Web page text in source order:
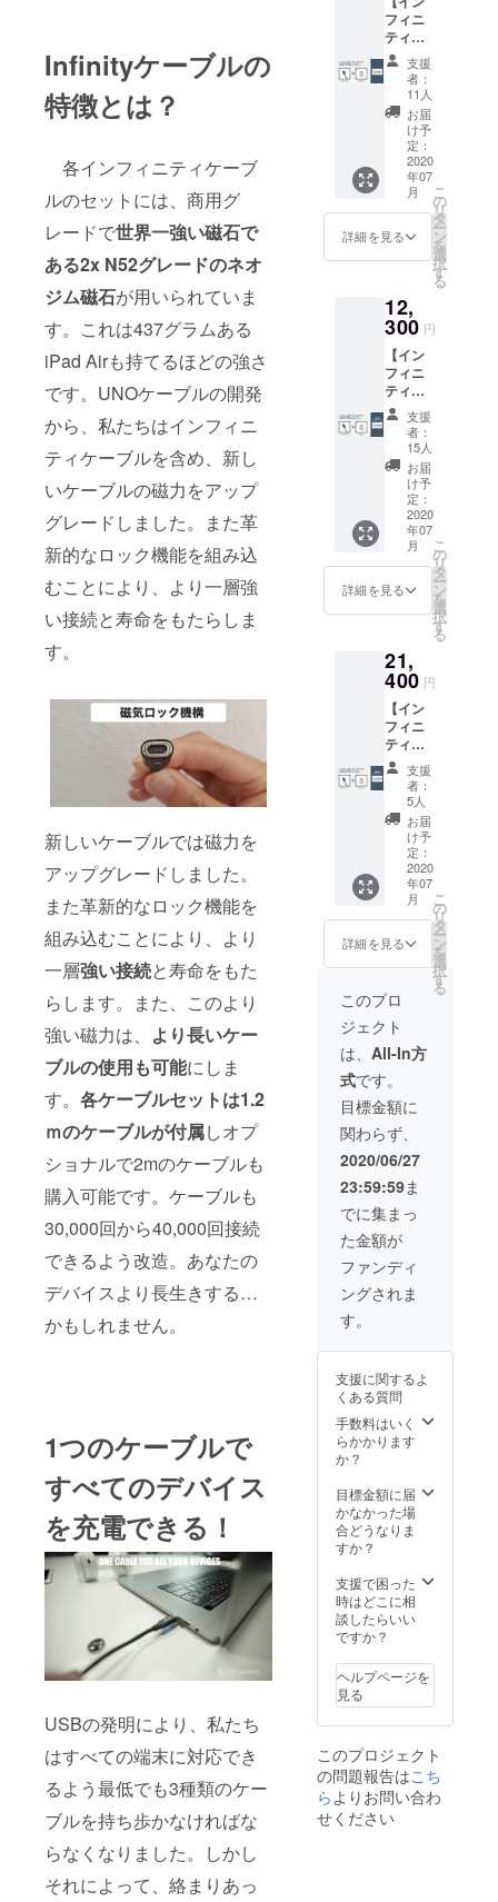
Infinityケーブルの
特徴とは？
各インフィニティケーブ
ルのセットには、商用グ
レードで世界一強い磁石で
ある2x N52グレードのネオ
ジム磁石が用いられていま
す。これは437グラムある
iPad Airも持てるほどの強さ
です。UNOケーブルの開発
から、私たちはインフィニ
ティケーブルを含め、新し
いケーブルの磁力をアップ
グレードしました。また革
新的なロック機能を組み込
むことにより、より一層強
い接続と寿命をもたらしま
す。
新しいケーブルでは磁力を
アップグレードしました。
また革新的なロック機能を
組み込むことにより、より
一層強い接続と寿命をもた
らします。また、このより
強い磁力は、 より長いケー
ブルの使用も可能にしま
す。 各ケーブルセットは1.2
ｍのケーブルが付属しオプ
ショナルで2mのケーブルも
購入可能です。ケーブルも
30,000回から40,000回接続
できるよう改造。あなたの
デバイスより長生きする…
かもしれません。
1つのケーブルで
すべてのデバイス
を充電できる！
USBの発明により、私たち
はすべての端末に対応でき
るよう最低でも3種類のケー
ブルを持ち歩かなければな
らなくなりました。しかし
それによって、絡まりあっ
にお届
け先お
名前、
住所を
半角
ローマ
字にて
ご記入
くださ
い。
x１ ※
ケーブ
ルと
チップ
のセッ
トをご
支援さ
れた方
のみ、
お買い
求めい
ただけ
ます。
きませ
ん。
フィニ
ティ
ケーブ
ル x3
CAMPF
IRE価
格
55%オ
フ】 リ
ターン
内容：
1.2m
ケーブ
ル x3
チップ
ドホル
ダー
チップ
取り外
しツー
ル 色と
チップ
(アップ
ル/USB-
C/マイ
クロ
USBの
中から1
つ)をお
選びい
ただけ
ます。
IREメッ
セー
ジ、あ
るいは
メール
にてご
連絡い
たしま
すので
メール
ボック
スをご
確認く
ださ
い。 ※
送料込
みの価
す。 ※
にお届
け先お
名前、
住所を
半角
ローマ
字にて
ご記入
い。
支援
者：
11人
お届
け予
定：
2020
年07
月
詳細を見る
こ
の
リ
タ
ー
ン
を
選
択
す
る
12,
300 円
【イン
フィニ
ティ
ケーブ
ル x5
CAMPF
IRE価
格
60%オ
フ】 リ
ターン
内容：
1.2m
ケーブ
ル x5
チップ
ドホル
ダー
チップ
取り外
しツー
ル 色と
チップ
(アップ
ル/USB-
C/マイ
クロ
USBの
中から1
つ)をお
選びい
ただけ
ます。
CAMPF
IREメッ
セー
ジ、あ
るいは
メール
にてご
連絡い
たしま
すので
メール
ボック
スをご
確認く
ださ
い。 ※
送料込
みの価
す。 ※
備考欄
にお届
け先お
名前、
住所を
字にて
ご記入
くださ
支援
者：
15人
お届
け予
定：
2020
年07
月
詳細を見る
こ
の
リ
タ
ー
ン
を
選
択
す
る
21,
400 円
【イン
フィニ
ティ
ケーブ
ル x10
CAMPF
IRE価
格
65%オ
フ】 リ
ターン
内容：
1.2m
ケーブ
ル x10
チップ
x10
コード
ホル
ダー
チップ
取り外
しツー
ル 色と
チップ
(アップ
ル/USB-
C/マイ
クロ
USBの
中から1
つ)をお
選びい
ただけ
後日
IREメッ
セー
ジ、あ
るいは
メール
連絡い
たしま
すので
メール
スをご
確認く
ださ
い。 ※
みの価
格とな
りま
す。 ※
にお届
け先お
名前、
住所を
半角
支援
者：
5人
お届
け予
定：
2020
年07
月
詳細を見る
こ
の
リ
タ
ー
ン
を
選
択
す
る
このプロ
ジェクト
は、 All-In方
式です。
目標金額に
関わらず、
2020/06/27
23:59:59ま
でに集まっ
た金額が
ファンディ
ングされま
す。
支援に関するよ
くある質問
手数料はいく
らかかります
か？
目標金額に届
かなかった場
合どうなりま
すか？
支援で困った
時はどこに相
談したらいい
ですか？
ヘルプページを
見る
このプロジェクト
の問題報告はこち
ら よりお問い合わ
せください